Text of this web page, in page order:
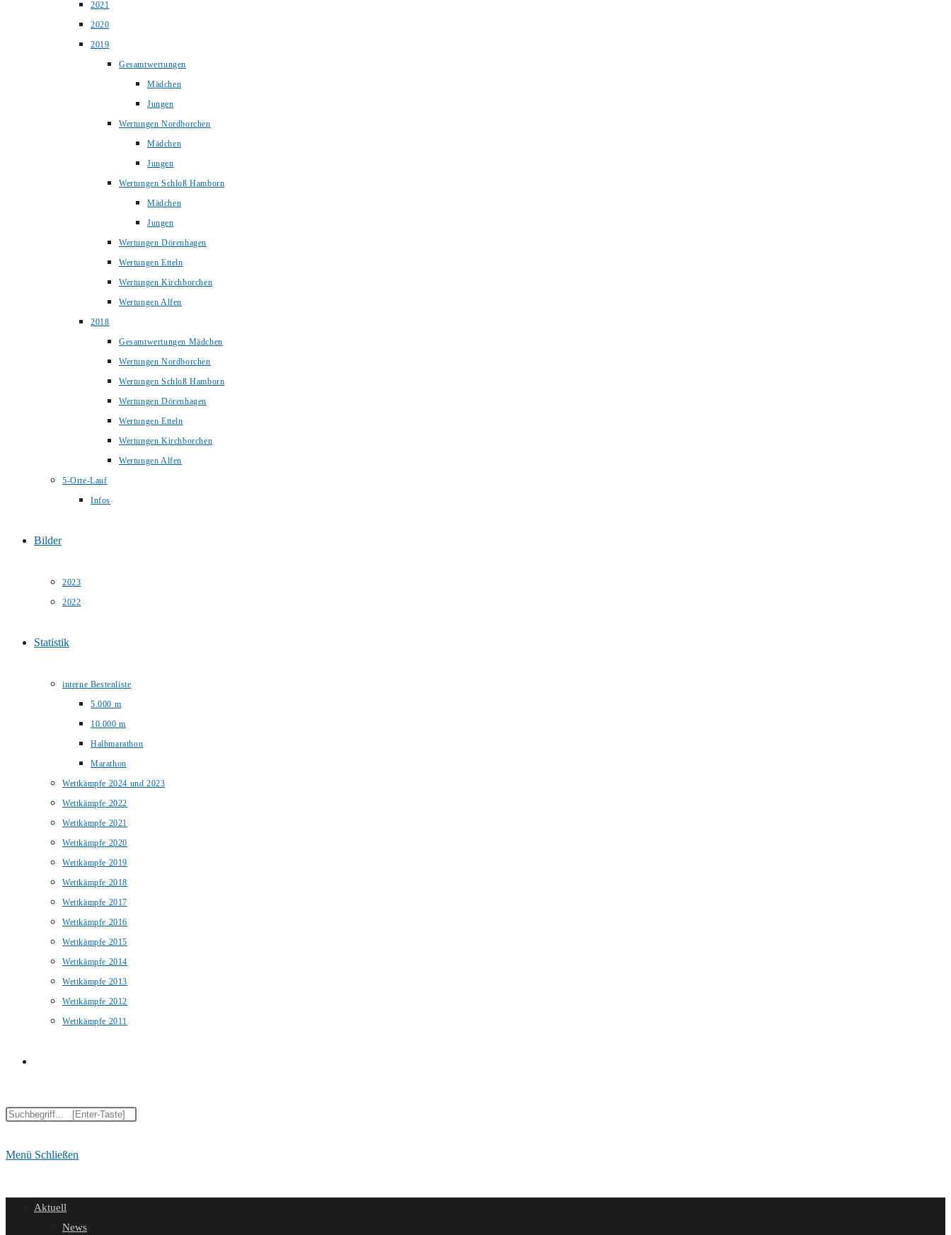
2021
2020
2019
Gesamtwertungen
Mädchen
Jungen
Wertungen Nordborchen
Mädchen
Jungen
Wertungen Schloß Hamborn
Mädchen
Jungen
Wertungen Dörenhagen
Wertungen Etteln
Wertungen Kirchborchen
Wertungen Alfen
2018
Gesamtwertungen Mädchen
Wertungen Nordborchen
Wertungen Schloß Hamborn
Wertungen Dörenhagen
Wertungen Etteln
Wertungen Kirchborchen
Wertungen Alfen
5-Orte-Lauf
Infos
Bilder
2023
2022
Statistik
interne Bestenliste
5.000 m
10.000 m
Halbmarathon
Marathon
Wettkämpfe 2024 und 2023
Wettkämpfe 2022
Wettkämpfe 2021
Wettkämpfe 2020
Wettkämpfe 2019
Wettkämpfe 2018
Wettkämpfe 2017
Wettkämpfe 2016
Wettkämpfe 2015
Wettkämpfe 2014
Wettkämpfe 2013
Wettkämpfe 2012
Wettkämpfe 2011
Suche
Diese
durchsuchen
Menü Schließen
Aktuell
News